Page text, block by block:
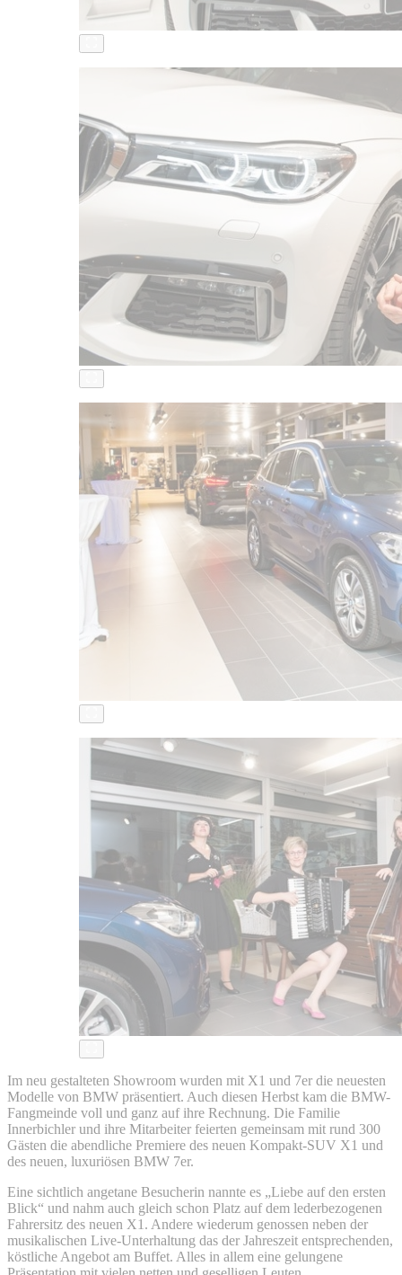
Im neu gestalteten Showroom wurden mit X1 und 7er die neuesten
Modelle von BMW präsentiert. Auch diesen Herbst kam die BMW-
Fangmeinde voll und ganz auf ihre Rechnung. Die Familie
Innerbichler und ihre Mitarbeiter feierten gemeinsam mit rund 300
Gästen die abendliche Premiere des neuen Kompakt-SUV X1 und
des neuen, luxuriösen BMW 7er.
Eine sichtlich angetane Besucherin nannte es „Liebe auf den ersten
Blick“ und nahm auch gleich schon Platz auf dem lederbezogenen
Fahrersitz des neuen X1. Andere wiederum genossen neben der
musikalischen Live-Unterhaltung das der Jahreszeit entsprechenden,
köstliche Angebot am Buffet. Alles in allem eine gelungene